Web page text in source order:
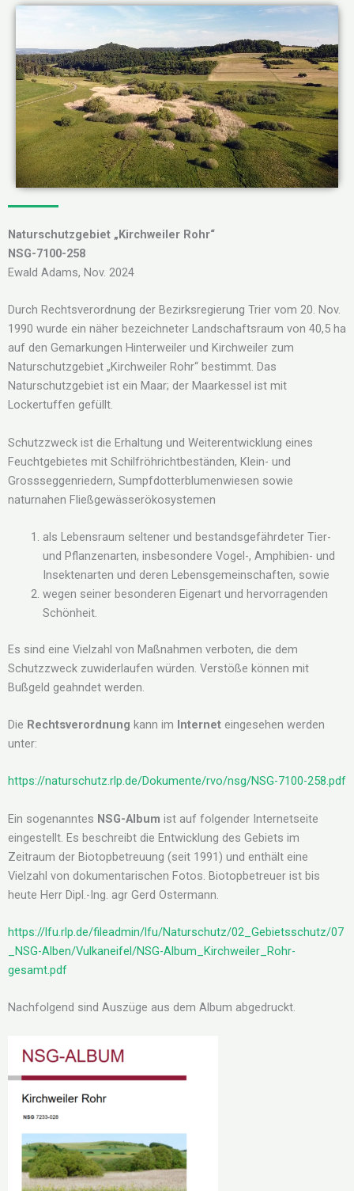
Naturschutzgebiet „Kirchweiler Rohr“
NSG-7100-258
Ewald Adams, Nov. 2024
Durch Rechtsverordnung der Bezirksregierung Trier vom 20. Nov.
1990 wurde ein näher bezeichneter Landschaftsraum von 40,5 ha
auf den Gemarkungen Hinterweiler und Kirchweiler zum
Naturschutzgebiet „Kirchweiler Rohr“ bestimmt. Das
Naturschutzgebiet ist ein Maar; der Maarkessel ist mit
Lockertuffen gefüllt.
Schutzzweck ist die Erhaltung und Weiterentwicklung eines
Feuchtgebietes mit Schilfröhrichtbeständen, Klein- und
Grossseggenriedern, Sumpfdotterblumenwiesen sowie
naturnahen Fließgewässerökosystemen
als Lebensraum seltener und bestandsgefährdeter Tier-
und Pflanzenarten, insbesondere Vogel-, Amphibien- und
Insektenarten und deren Lebensgemeinschaften, sowie
wegen seiner besonderen Eigenart und hervorragenden
Schönheit.
Es sind eine Vielzahl von Maßnahmen verboten, die dem
Schutzzweck zuwiderlaufen würden. Verstöße können mit
Bußgeld geahndet werden.
Die Rechtsverordnung kann im Internet eingesehen werden
unter:
https://naturschutz.rlp.de/Dokumente/rvo/nsg/NSG-7100-258.pdf
Ein sogenanntes NSG-Album ist auf folgender Internetseite
eingestellt. Es beschreibt die Entwicklung des Gebiets im
Zeitraum der Biotopbetreuung (seit 1991) und enthält eine
Vielzahl von dokumentarischen Fotos. Biotopbetreuer ist bis
heute Herr Dipl.-Ing. agr Gerd Ostermann.
https://lfu.rlp.de/fileadmin/lfu/Naturschutz/02_Gebietsschutz/07
_NSG-Alben/Vulkaneifel/NSG-Album_Kirchweiler_Rohr-
gesamt.pdf
Nachfolgend sind Auszüge aus dem Album abgedruckt.